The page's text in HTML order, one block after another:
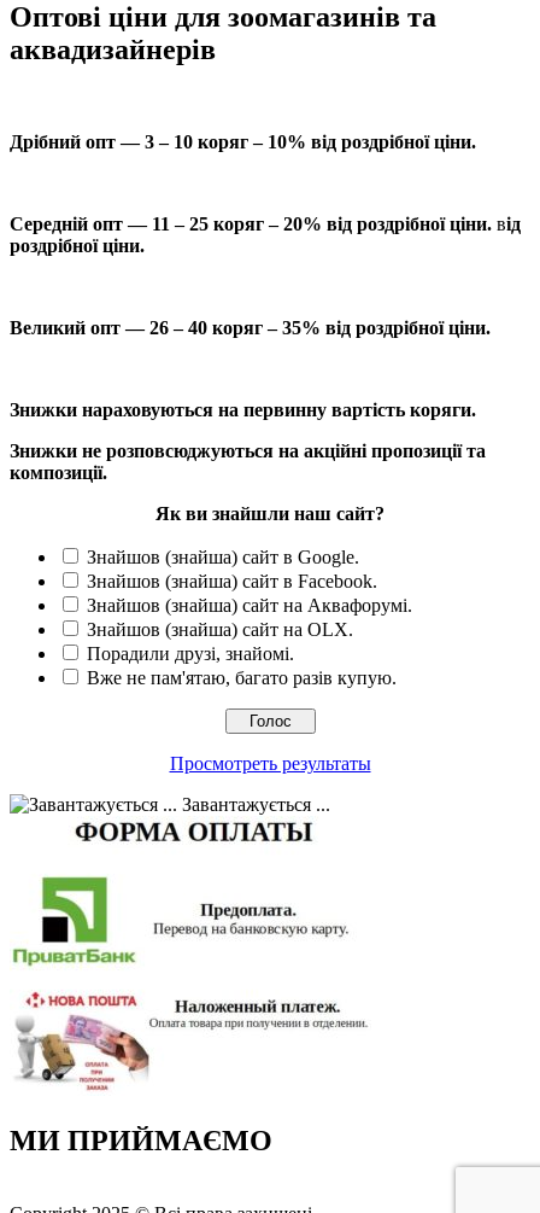
Оптові ціни для зоомагазинів та
аквадизайнерів
Дрібний опт — 3 – 10 коряг – 10% від роздрібної ціни.
Середній опт — 11 – 25 коряг – 20% від роздрібної ціни. від
роздрібної ціни.
Великий опт — 26 – 40 коряг – 35% від роздрібної ціни.
Знижки нараховуються на первинну вартість коряги.
Знижки не розповсюджуються на акційні пропозиції та
композиції.
Як ви знайшли наш сайт?
Знайшов (знайша) сайт в Google.
Знайшов (знайша) сайт в Facebook.
Знайшов (знайша) сайт на Аквафорумі.
Знайшов (знайша) сайт на OLX.
Порадили друзі, знайомі.
Вже не пам'ятаю, багато разів купую.
Просмотреть результаты
Завантажується ...
МИ ПРИЙМАЄМО